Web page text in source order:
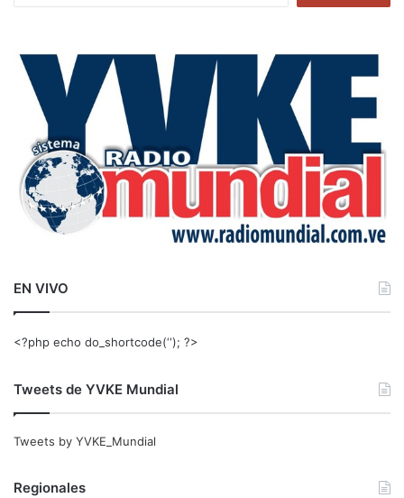
a
EN VIVO
<?php echo do_shortcode(‘‘); ?>
Tweets de YVKE Mundial
Tweets by YVKE_Mundial
Regionales